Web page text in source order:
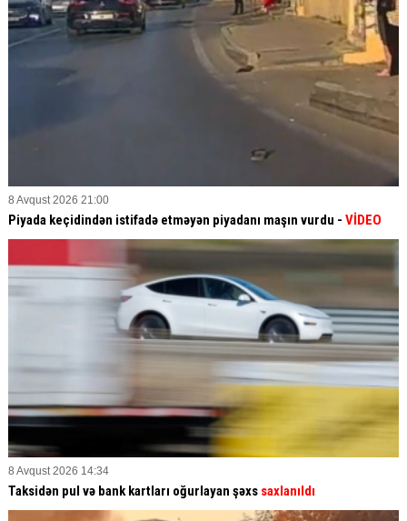
8 Avqust 2026 21:00
Piyada keçidindən istifadə etməyən piyadanı maşın vurdu - VİDEO
8 Avqust 2026 14:34
Taksidən pul və bank kartları oğurlayan şəxs saxlanıldı